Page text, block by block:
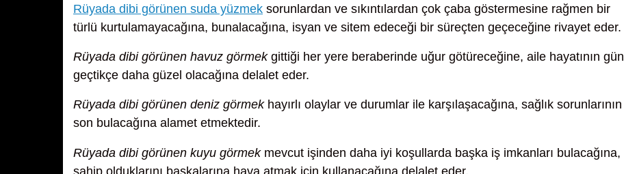
Rüyada dibi görünen suda yüzmek sorunlardan ve sıkıntılardan çok çaba göstermesine rağmen bir
türlü kurtulamayacağına, bunalacağına, isyan ve sitem edeceği bir süreçten geçeceğine rivayet eder.
Rüyada dibi görünen havuz görmekgittiği her yere beraberinde uğur götüreceğine, aile hayatının gün
geçtikçe daha güzel olacağına delalet eder.
Rüyada dibi görünen deniz görmekhayırlı olaylar ve durumlar ile karşılaşacağına, sağlık sorunlarının
son bulacağına alamet etmektedir.
Rüyada dibi görünen kuyu görmekmevcut işinden daha iyi koşullarda başka iş imkanları bulacağına,
sahip olduklarını başkalarına hava atmak için kullanacağına delalet eder.